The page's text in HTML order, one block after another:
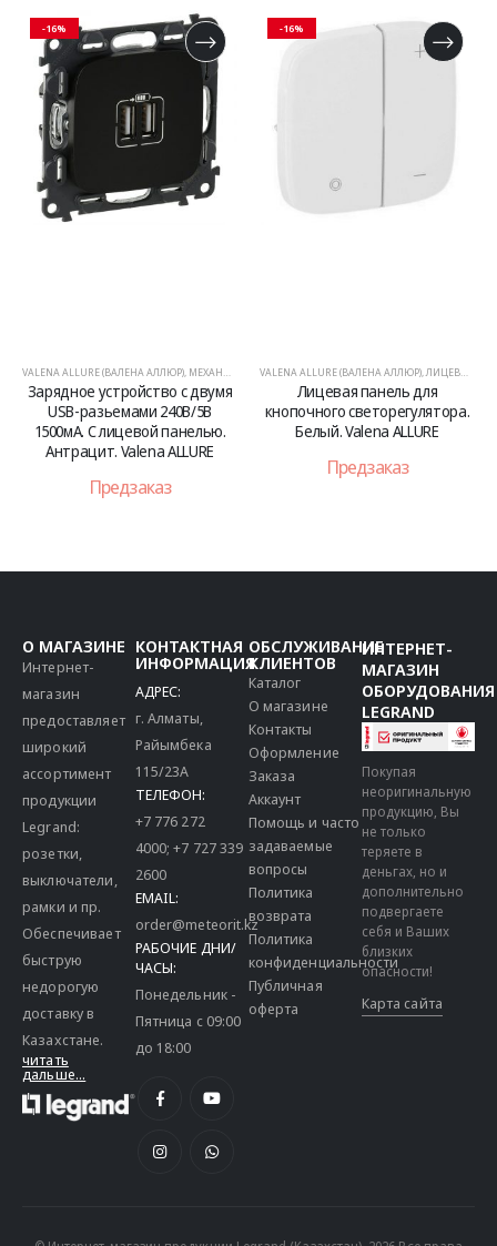
-16%
VALENA ALLURE (ВАЛЕНА АЛЛЮР), МЕХАНИЗМЫ
Зарядное устройство с двумя
USB-разьемами 240В/5В
1500мА. С лицевой панелью.
Антрацит. Valena ALLURE
Предзаказ
-16%
VALENA ALLURE (ВАЛЕНА АЛЛЮР),ЛИЦЕВЫЕ ПАНЕЛИ
Лицевая панель для
кнопочного светорегулятора.
Белый. Valena ALLURE
Предзаказ
О МАГАЗИНЕ
Интернет-
магазин
предоставляет
широкий
ассортимент
продукции
Legrand:
розетки,
выключатели,
рамки и пр.
Обеспечивает
быструю
недорогую
доставку в
Казахстане.
читать
дальше...
КОНТАКТНАЯ
ИНФОРМАЦИЯ
АДРЕС:
г. Алматы,
Райымбека
115/23A
ТЕЛЕФОН:
+7 776 272
4000;+7 727 339
2600
EMAIL:
order@meteorit.kz
РАБОЧИЕ ДНИ/
ЧАСЫ:
Понедельник -
Пятница с 09:00
до 18:00
ОБСЛУЖИВАНИЕ
КЛИЕНТОВ
Каталог
О магазине
Контакты
Оформление
Заказа
Аккаунт
Помощь и часто
задаваемые
вопросы
Политика
возврата
Политика
конфиденциальности
Публичная
оферта
ИНТЕРНЕТ-
МАГАЗИН
ОБОРУДОВАНИЯ
LEGRAND
Покупая
неоригинальную
продукцию, Вы
не только
теряете в
деньгах, но и
дополнительно
подвергаете
себя и Ваших
близких
опасности!
Карта сайта